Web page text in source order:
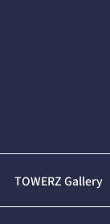
TOWERZ Gallery